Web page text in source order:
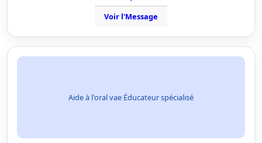
Voir l'Message
Aide à l'oral vae Éducateur spécialisé